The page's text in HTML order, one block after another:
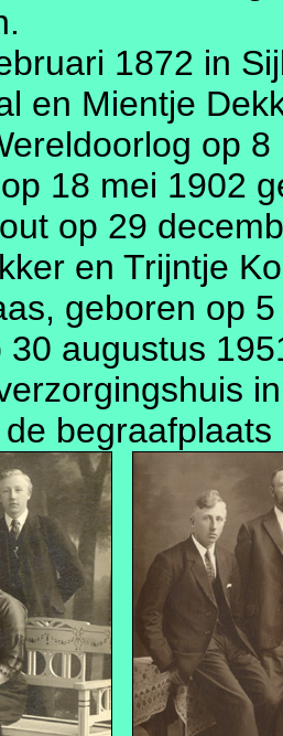
1872 in
en Mientje
op
18 mei 1902
op 29
en Trijntje
geboren op
30 augustus